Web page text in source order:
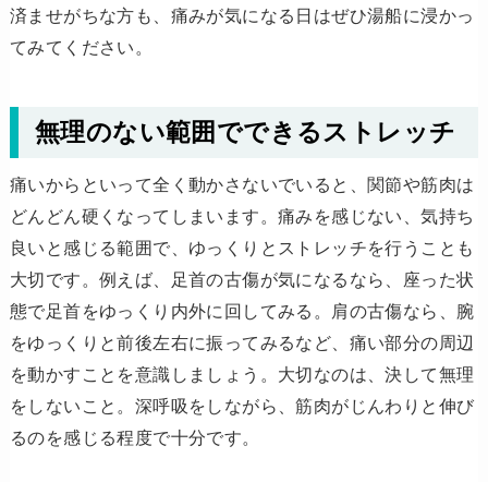
済ませがちな方も、痛みが気になる日はぜひ湯船に浸かっ
てみてください。
無理のない範囲でできるストレッチ
痛いからといって全く動かさないでいると、関節や筋肉は
どんどん硬くなってしまいます。痛みを感じない、気持ち
良いと感じる範囲で、ゆっくりとストレッチを行うことも
大切です。例えば、足首の古傷が気になるなら、座った状
態で足首をゆっくり内外に回してみる。肩の古傷なら、腕
をゆっくりと前後左右に振ってみるなど、痛い部分の周辺
を動かすことを意識しましょう。大切なのは、決して無理
をしないこと。深呼吸をしながら、筋肉がじんわりと伸び
るのを感じる程度で十分です。